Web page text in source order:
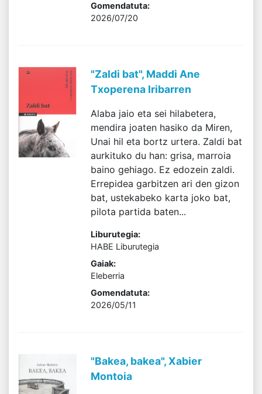
Gomendatuta:
2026/07/20
"Zaldi bat", Maddi Ane
Txoperena Iribarren
Alaba jaio eta sei hilabetera,
mendira joaten hasiko da Miren,
Unai hil eta bortz urtera. Zaldi bat
aurkituko du han: grisa, marroia
baino gehiago. Ez edozein zaldi.
Errepidea garbitzen ari den gizon
bat, ustekabeko karta joko bat,
pilota partida baten...
Liburutegia:
HABE Liburutegia
Gaiak:
Eleberria
Gomendatuta:
2026/05/11
"Bakea, bakea", Xabier
Montoia